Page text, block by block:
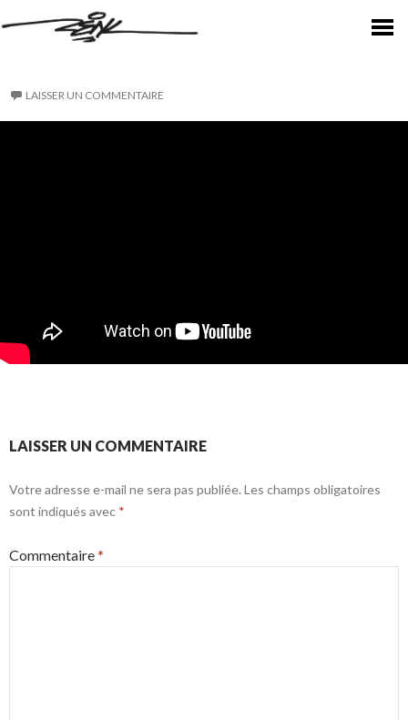
LAISSER UN COMMENTAIRE
LAISSER UN COMMENTAIRE
Votre adresse e-mail ne sera pas publiée. Les champs obligatoires
sont indiqués avec *
Commentaire*